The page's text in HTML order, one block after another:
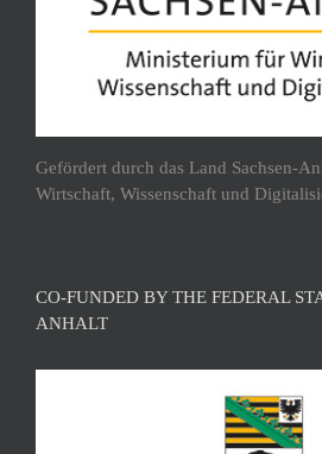
Gefördert durch das Land Sachsen-
Wirtschaft, Wissenschaft und
CO-FUNDED BY THE FEDERAL
ANHALT